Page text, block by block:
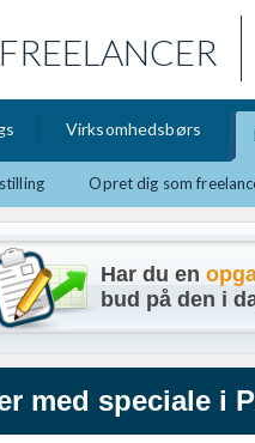
FREELANCER
Virksomhedsbørs
Opret dig som
Har du en
bud på den i
med speciale i